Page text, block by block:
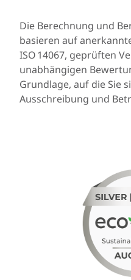
Die Berechnung und
basieren auf
ISO 14067, geprüften
unabhängigen
Grundlage, auf die Sie
Ausschreibung und